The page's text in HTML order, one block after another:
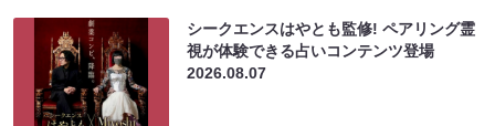
シークエンスはやとも監修! ペアリング霊
視が体験できる占いコンテンツ登場
2026.08.07